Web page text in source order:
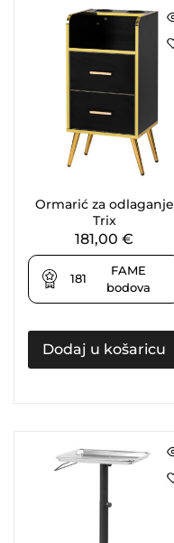
Ormarić za odlaganje
Trix
181,00€
181
FAME
bodova
Dodaj u košaricu